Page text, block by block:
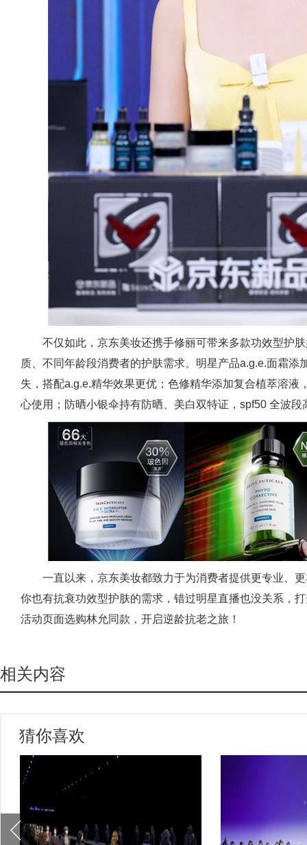
不仅如此，京东美妆还携手修丽可带来多款功效型护
质、不同年龄段消费者的护肤需求。明星产品a.g.e.面霜
失，搭配a.g.e.精华效果更优；色修精华添加复合植萃溶
心使用；防晒小银伞持有防晒、美白双特证，spf50 全波段
一直以来，京东美妆都致力于为消费者提供更专业、
你也有抗衰功效型护肤的需求，错过明星直播也没关系，
活动页面选购林允同款，开启逆龄抗老之旅！
相关内容
猜你喜欢